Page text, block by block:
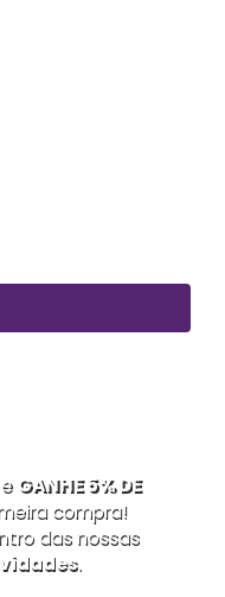
GANHE 5% DE
compra!
das nossas
.